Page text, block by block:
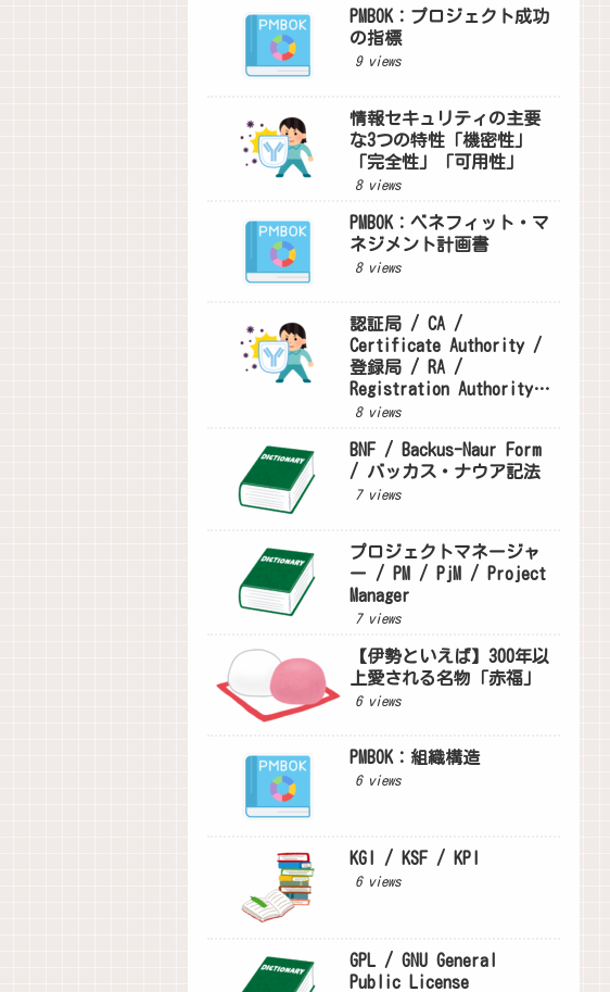
PMBOK：プロジェクト成功
の指標
9 views
情報セキュリティの主要
な3つの特性「機密性」
「完全性」「可用性」
8 views
PMBOK：ベネフィット・マ
ネジメント計画書
8 views
認証局 / CA /
Certificate Authority /
登録局 / RA /
Registration Authority /
検証局 / VA /
8 views
BNF / Backus-Naur Form
/ バッカス・ナウア記法
7 views
プロジェクトマネージャ
ー / PM / PjM / Project
Manager
7 views
【伊勢といえば】300年以
上愛される名物「赤福」
6 views
PMBOK：組織構造
6 views
KGI / KSF / KPI
6 views
GPL / GNU General
Public License